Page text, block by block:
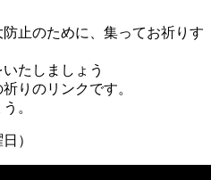
止のために、集ってお祈りす
たしましょう
りのリンクです。
。
）